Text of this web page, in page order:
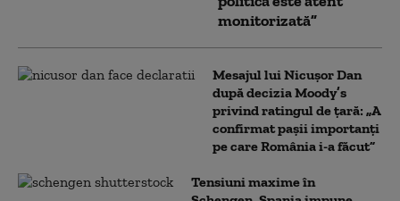
monitorizată”
Mesajul lui Nicușor Dan
după decizia Moody’s
privind ratingul de țară: „A
confirmat pașii importanți
pe care România i-a făcut”
Tensiuni maxime în